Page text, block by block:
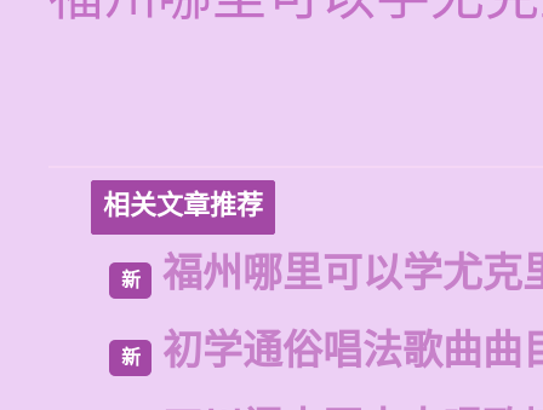
相关文章推荐
新 福州哪里可以学尤克
新 初学通俗唱法歌曲曲